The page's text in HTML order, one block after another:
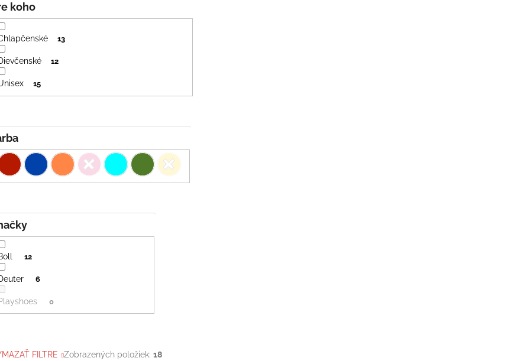
12
6
0
koho
13
12
15
FILTRE Zobrazených položiek: 18